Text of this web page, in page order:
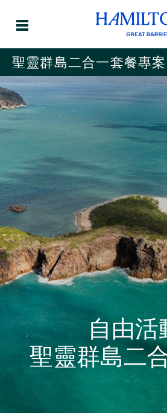
聖靈群島二合一套餐專案
自由活
聖靈群島二